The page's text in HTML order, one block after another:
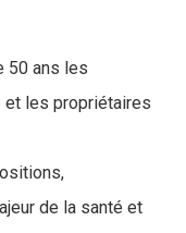
50 ans les
et les propriétaires
de la santé et